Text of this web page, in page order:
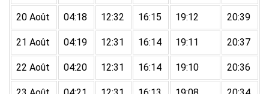
20 Août 04:18 12:32 16:15 19:12 20:39
21 Août 04:19 12:31 16:14 19:11 20:37
22 Août 04:20 12:31 16:14 19:10 20:36